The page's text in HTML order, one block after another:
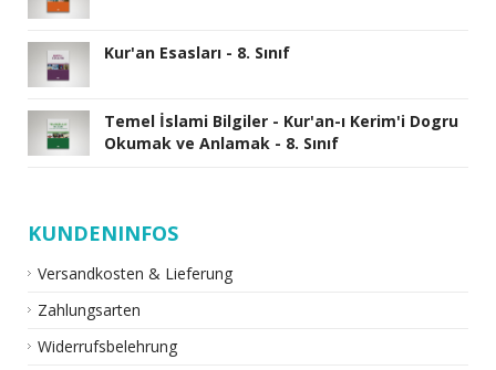
Kur'an Esasları - 8. Sınıf
Temel İslami Bilgiler - Kur'an-ı Kerim'i Dogru
Okumak ve Anlamak - 8. Sınıf
KUNDENINFOS
Versandkosten & Lieferung
Zahlungsarten
Widerrufsbelehrung